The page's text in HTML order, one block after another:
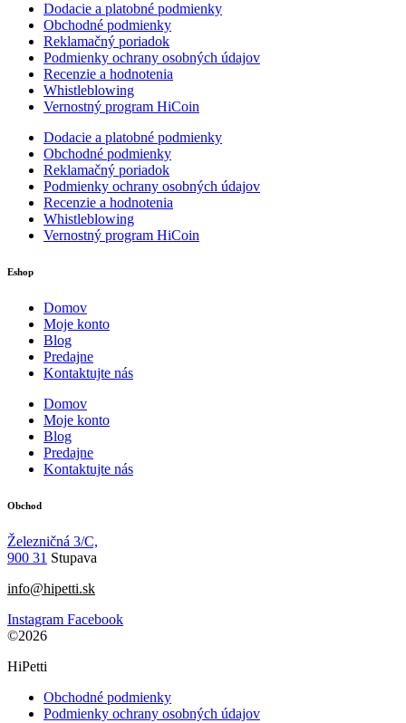
Dodacie a platobné podmienky
Obchodné podmienky
Reklamačný poriadok
Podmienky ochrany osobných údajov
Recenzie a hodnotenia
Whistleblowing
Vernostný program HiCoin
Dodacie a platobné podmienky
Obchodné podmienky
Reklamačný poriadok
Podmienky ochrany osobných údajov
Recenzie a hodnotenia
Whistleblowing
Vernostný program HiCoin
Eshop
Domov
Moje konto
Blog
Predajne
Kontaktujte nás
Domov
Moje konto
Blog
Predajne
Kontaktujte nás
Obchod
Železničná 3/C,
900 31 Stupava
info@hipetti.sk
Instagram Facebook
©2026
HiPetti
Obchodné podmienky
Podmienky ochrany osobných údajov